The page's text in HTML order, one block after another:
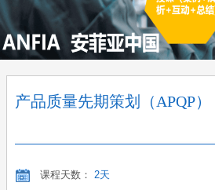
产品质量先期策划（APQP）
课程天数： 2天